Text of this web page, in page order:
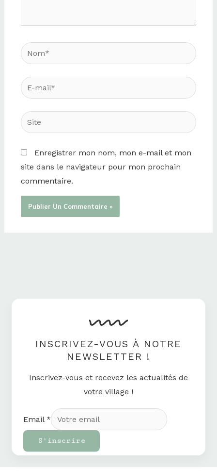
Nom*
E-
mail*
Site
Enregistrer mon nom, mon e-mail et mon
site dans le navigateur pour mon prochain
commentaire.
INSCRIVEZ-VOUS À NOTRE
NEWSLETTER !
Inscrivez-vous et recevez les actualités de
votre village !
Email *
S'inscrire